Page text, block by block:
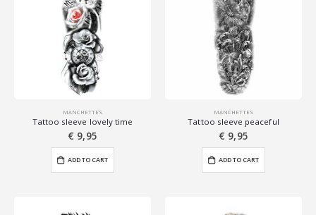
MANCHETTES
Tattoo sleeve lovely time
€ 9,95
ADD TO CART
MANCHETTES
Tattoo sleeve peaceful
€ 9,95
ADD TO CART